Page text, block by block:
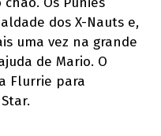
dos X-Nauts e,
uma vez na grande
de Mario. O
Flurrie para